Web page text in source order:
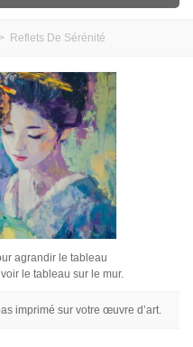
> Reflets De Sérénité
agrandir le tableau
le tableau sur le mur.
imprimé sur votre œuvre d’art.